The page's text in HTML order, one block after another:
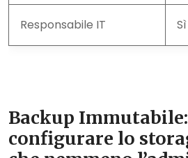
Responsabile IT Sì
Backup
configurare lo